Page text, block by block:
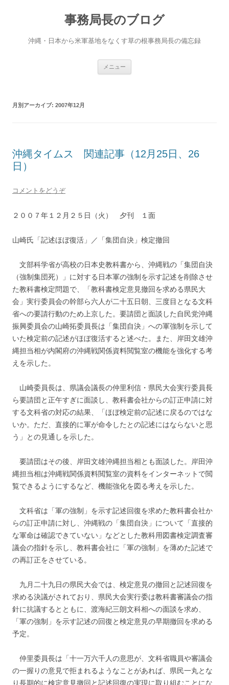
事務局長のブログ
沖縄・日本から米軍基地をなくす草の根事務局長の備忘録
メニュー
月別アーカイブ: 2007年12月
沖縄タイムス 関連記事（12月25日、26
日）
コメントをどうぞ
２００７年１２月２５日（火） 夕刊 １面
山崎氏「記述ほぼ復活」／「集団自決」検定撤回
文部科学省が高校の日本史教科書から、沖縄戦の「集団自決
（強制集団死）」に対する日本軍の強制を示す記述を削除させ
た教科書検定問題で、「教科書検定意見撤回を求める県民大
会」実行委員会の幹部ら六人が二十五日朝、三度目となる文科
省への要請行動のため上京した。要請団と面談した自民党沖縄
振興委員会の山崎拓委員長は「集団自決」への軍強制を示して
いた検定前の記述がほぼ復活すると述べた。また、岸田文雄沖
縄担当相が内閣府の沖縄戦関係資料閲覧室の機能を強化する考
えを示した。
山崎委員長は、県議会議長の仲里利信・県民大会実行委員長
ら要請団と正午すぎに面談し、教科書会社からの訂正申請に対
する文科省の対応の結果、「ほぼ検定前の記述に戻るのではな
いか。ただ、直接的に軍が命令したとの記述にはならないと思
う」との見通しを示した。
要請団はその後、岸田文雄沖縄担当相とも面談した。岸田沖
縄担当相は沖縄戦関係資料閲覧室の資料をインターネットで閲
覧できるようにするなど、機能強化を図る考えを示した。
文科省は「軍の強制」を示す記述回復を求めた教科書会社か
らの訂正申請に対し、沖縄戦の「集団自決」について「直接的
な軍命は確認できていない」などとした教科用図書検定調査審
議会の指針を示し、教科書会社に「軍の強制」を薄めた記述で
の再訂正をさせている。
九月二十九日の県民大会では、検定意見の撤回と記述回復を
求める決議がされており、県民大会実行委は教科書審議会の指
針に抗議するとともに、渡海紀三朗文科相への面談を求め、
「軍の強制」を示す記述の回復と検定意見の早期撤回を求める
予定。
仲里委員長は「十一万六千人の意思が、文科省職員や審議会
の一握りの意見で拒まれるようなことがあれば、県民一丸とな
り長期的に検定意見撤回と記述回復の実現に取り組むことにな